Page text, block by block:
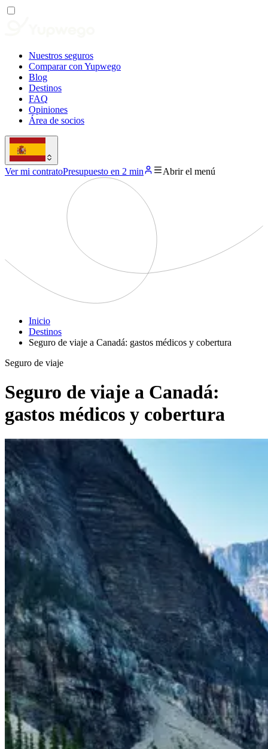
Nuestros seguros
Comparar con Yupwego
Blog
Destinos
FAQ
Opiniones
Área de socios
Ver mi contratoPresupuesto en 2 min Abrir el menú
Inicio
Destinos
Seguro de viaje a Canadá: gastos médicos y cobertura
Seguro de viaje
Seguro de viaje a Canadá:
gastos médicos y cobertura